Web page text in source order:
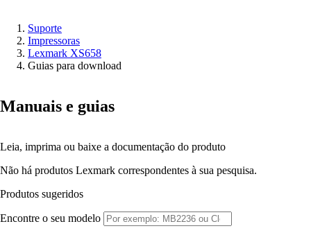
Suporte
Impressoras
Lexmark XS658
Guias para download
Manuais e guias
Leia, imprima ou baixe a documentação do produto
Não há produtos Lexmark correspondentes à sua pesquisa.
Produtos sugeridos
Encontre o seu modelo